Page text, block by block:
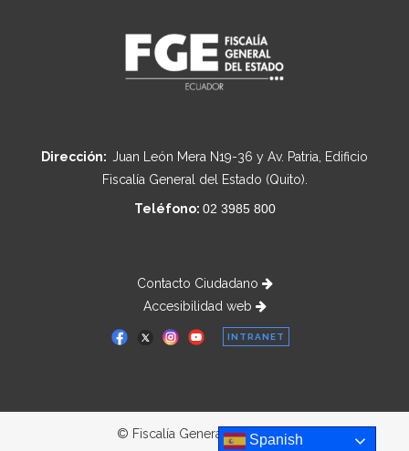
Dirección: Juan León Mera N19-36 y Av. Patria, Edificio
Fiscalía General del Estado (Quito).
Teléfono: 02 3985 800
Contacto Ciudadano
Accesibilidad web
INTRANET
© Fiscalía General del Estado
Spanish